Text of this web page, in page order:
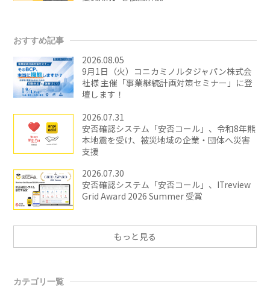
おすすめ記事
2026.08.05
9月1日（火）コニカミノルタジャパン株式会
社様 主催「事業継続計画対策セミナー」に登
壇します！
2026.07.31
安否確認システム「安否コール」、令和8年熊
本地震を受け、被災地域の企業・団体へ災害
支援
2026.07.30
安否確認システム「安否コール」、ITreview
Grid Award 2026 Summer 受賞
もっと見る
カテゴリ一覧